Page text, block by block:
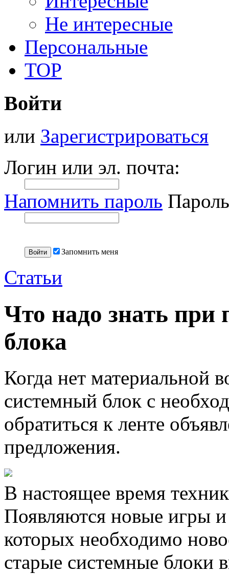
Не интересные
Персональные
TOP
Войти
или Зарегистрироваться
Логин или эл. почта:
Напомнить пароль
Запомнить меня
Статьи
Что надо знать при
блока
Когда нет материальной
системный блок с
обратиться к ленте
предложения.
В настоящее время
Появляются новые игры
которых необходимо
старые системные блоки